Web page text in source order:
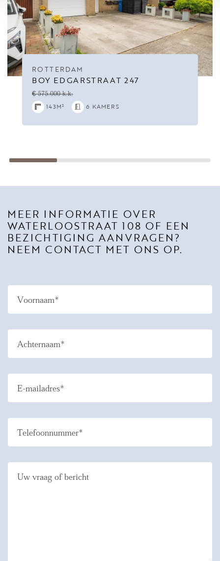
ROTTERDAM
BOY EDGARSTRAAT 247
€ 575.000 k.k.
143M² 6 KAMERS
MEER INFORMATIE OVER
WATERLOOSTRAAT 108 OF EEN
BEZICHTIGING AANVRAGEN?
NEEM CONTACT MET ONS OP.
Voornaam*
Achternaam*
E-mailadres*
Telefoonnummer*
Uw vraag of bericht